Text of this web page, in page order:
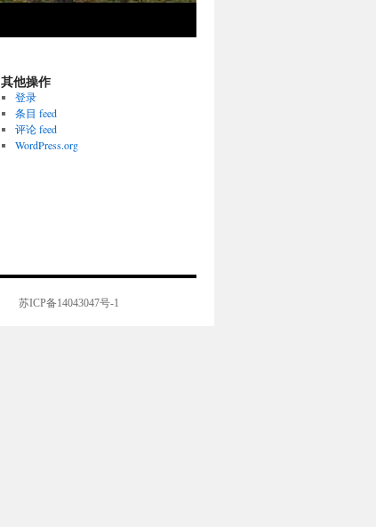
其他操作
登录
条目 feed
评论 feed
WordPress.org
苏ICP备14043047号-1